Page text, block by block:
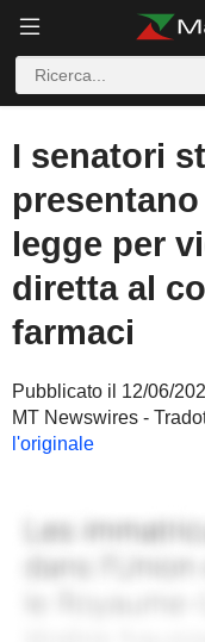
I senatori
legge per
diretta al
farmaci
Pubblicato il 12/06/
MT Newswires -
l'originale